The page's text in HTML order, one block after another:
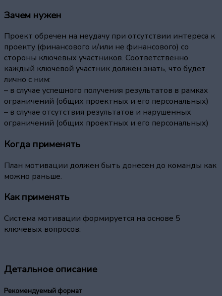
Зачем нужен
Проект обречен на неудачу при отсутствии интереса к
проекту (финансового и/или не финансового) со
стороны ключевых участников. Соответственно
каждый ключевой участник должен знать, что будет
лично с ним:
– в случае успешного получения результатов в рамках
ограничений (общих проектных и его персональных)
– в случае отсутствия результатов и нарушенных
ограничений (общих проектных и его персональных)
Когда применять
План мотивации должен быть донесен до команды как
можно раньше.
Как применять
Система мотивации формируется на основе 5
ключевых вопросов:
Детальное описание
Рекомендуемый формат